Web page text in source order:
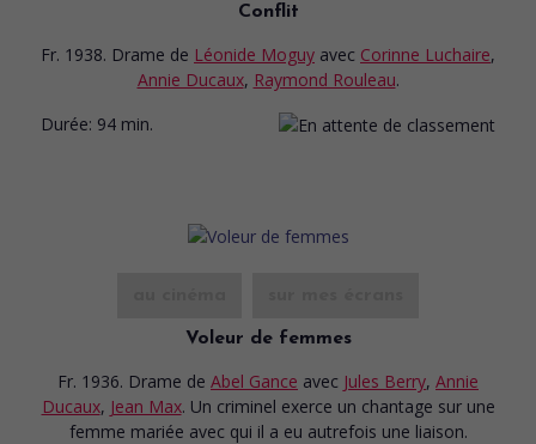
Conflit
Fr. 1938. Drame de Léonide Moguy avec Corinne Luchaire,
Annie Ducaux, Raymond Rouleau.
Durée: 94 min.
Voleur de femmes
Fr. 1936. Drame de Abel Gance avec Jules Berry, Annie
Ducaux, Jean Max. Un criminel exerce un chantage sur une
femme mariée avec qui il a eu autrefois une liaison.